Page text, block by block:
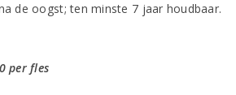
de oogst; ten minste 7 jaar houdbaar.
per fles